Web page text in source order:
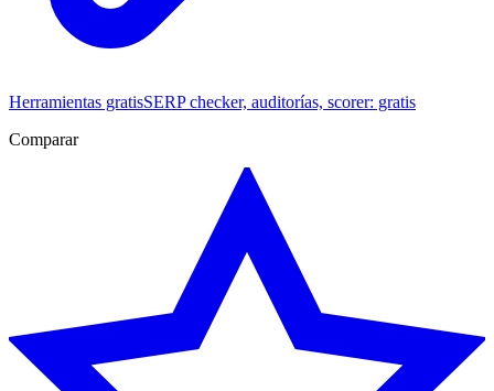
Herramientas gratisSERP checker, auditorías, scorer: gratis
Comparar